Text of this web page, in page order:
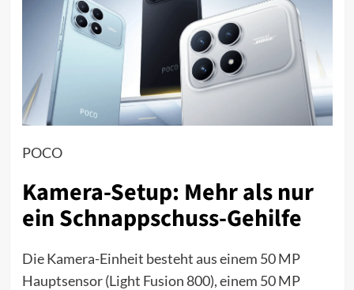
POCO
Kamera-Setup: Mehr als nur
ein Schnappschuss-Gehilfe
Die Kamera-Einheit besteht aus einem 50 MP
Hauptsensor (Light Fusion 800), einem 50 MP